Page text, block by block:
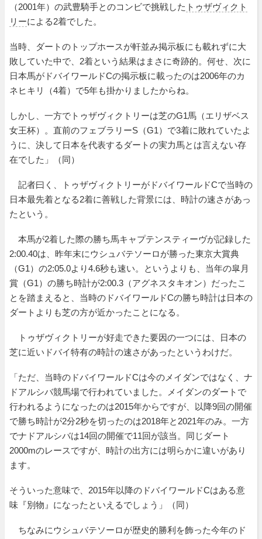
（2001年）の武豊騎手とのコンビで挑戦した トゥザヴィクト
リーによる2着でした。
当時、ダートのトップホースが軒並み掲示板にも載れずに大
敗していた中で、2着という結果はまさに奇跡的。何せ、次に
日本馬がドバイワールドCの掲示板に載ったのは2006年のカ
ネヒキリ（4着）で5年も掛かりましたからね。
しかし、一方でトゥザヴィクトリーは芝のG1馬（エリザベス
女王杯）。直前のフェブラリーS（G1）で3着に敗れていたよ
うに、決して日本を代表するダートの実力馬とは言えない存
在でした」（同）
記者曰く、トゥザヴィクトリーがドバイワールドCで当時の
日本最先着となる2着に善戦した背景には、時計の速さがあっ
たという。
本馬が2着した際の勝ち馬キャプテンスティーヴが記録した
2:00.40は、昨年末にウシュバテソーロが勝った東京大賞典
（G1）の2:05.0より4.6秒も速い。というよりも、当年の皐月
賞（G1）の勝ち時計が2:00.3（アグネスタキオン）だったこ
とを踏まえると、当時のドバイワールドCの勝ち時計は日本の
ダートよりも芝の方が近かったことになる。
トゥザヴィクトリーが好走できた要因の一つには、日本の
芝に近いドバイ特有の時計の速さがあったというわけだ。
「ただ、当時のドバイワールドCは今のメイダンではなく、ナ
ドアルシバ競馬場で行われていました。メイダンのダートで
行われるようになったのは2015年からですが、以降9回の開催
で勝ち時計が2分2秒を切ったのは2018年と2021年のみ。一方
でナドアルシバは14回の開催で11回が該当。同じダート
2000mのレースですが、時計の出方には明らかに違いがあり
ます。
そういった意味で、2015年以降のドバイワールドCはある意
味『別物』になったといえるでしょう」（同）
ちなみにウシュバテソーロが歴史的勝利を飾った今年のド